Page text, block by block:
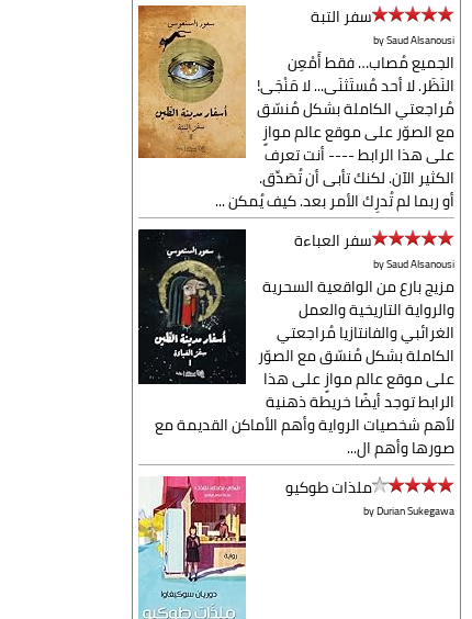
سفر التبة
bySaud Alsanousi
الجميع مُصاب… فقط أَمْعِن
النَظَر. لا أحد مُستَثنَى... لا مَنْجَى!
مُراجعتي الكاملة بشكل مُنسّق
مع الصوّر على موقع عالم موازٍ
على هذا الرابط ---- أنت تعرف
الكثير الآن. لكنك تأبى أن تُصَدِّق.
أو ربما لم تُدرِك الأمر بعد. كيف يُمكن ...
سفر العباءة
bySaud Alsanousi
مزيج بارع من الواقعية السحرية
والرواية التاريخية والعمل
الغرائبي والفانتازيا مُراجعتي
الكاملة بشكل مُنسّق مع الصوّر
على موقع عالم موازٍ على هذا
الرابط توجد أيضًا خريطة ذهنية
لأهم شخصيات الرواية وأهم الأماكن القديمة مع
صورها وأهم ال...
ملذات طوكيو
byDurian Sukegawa